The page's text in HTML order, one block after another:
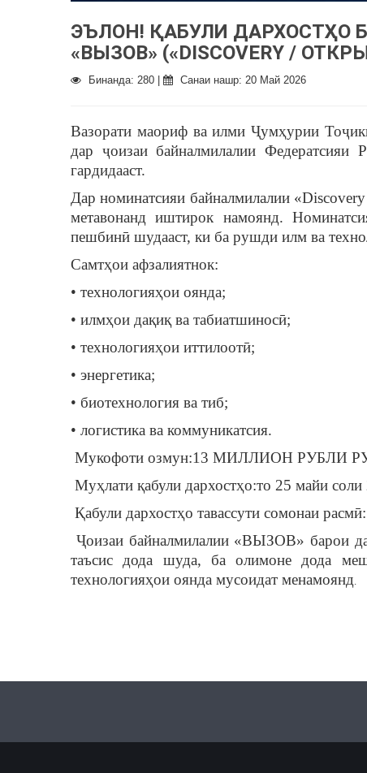
ЭЪЛОН! ҚАБУЛИ ДАРХОСТҲО
«ВЫЗОВ» («DISCOVERY /
Бинанда: 280 | Санаи нашр: 20 Май 2026
Вазорати маориф ва илми Ҷумҳурии
дар ҷоизаи байналмилалии
гардидааст.
Дар номинатсияи байналмилалии
метавонанд иштирок намоянд.
пешбинӣ шудааст, ки ба рушди илм ва
Самтҳои афзалиятнок:
• технологияҳои оянда;
• илмҳои дақиқ ва табиатшиносӣ;
• технологияҳои иттилоотӣ;
• энергетика;
• биотехнология ва тиб;
• логистика ва коммуникатсия.
Мукофоти озмун:13 МИЛЛИОН РУБЛИ
Муҳлати қабули дархостҳо:то 25 майи соли
Қабули дархостҳо тавассути сомонаи
Ҷоизаи байналмилалии «ВЫЗОВ» барои
таъсис дода шуда, ба олимоне дода
технологияҳои оянда мусоидат менамоянд.